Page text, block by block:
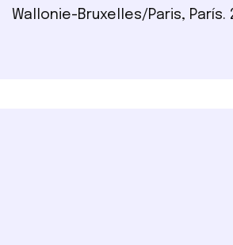
Wallonie-Bruxelles/Paris, París.